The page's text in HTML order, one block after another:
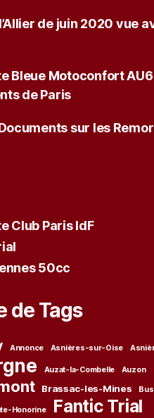
de juin 2020 vue
Bleue Motoconfort
de Paris
sur les
Club Paris IdF
50cc
de Tags
Annonce Asnières-sur-Oise
Auzat-la-Combelle Auzon
Brassac-les-Mines Bus
Honorine Fantic Trial